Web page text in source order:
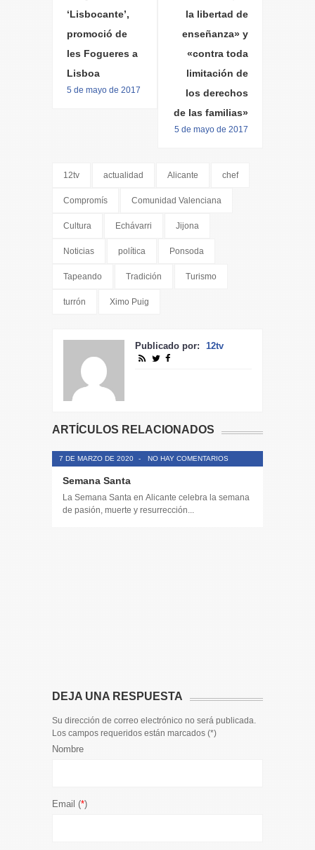
‘Lisbocante’,
promoció de
les Fogueres a
Lisboa
5 de mayo de 2017
la libertad de
enseñanza» y
«contra toda
limitación de
los derechos
de las familias»
5 de mayo de 2017
12tv actualidad Alicante chef
Compromís Comunidad Valenciana
Cultura Echávarri Jijona
Noticias política Ponsoda
Tapeando Tradición Turismo
turrón Ximo Puig
Publicado por: 12tv
ARTÍCULOS RELACIONADOS
7 DE MARZO DE 2020 - NO HAY COMENTARIOS
Semana Santa
La Semana Santa en Alicante celebra la semana
de pasión, muerte y resurrección...
DEJA UNA RESPUESTA
Su dirección de correo electrónico no será publicada.
Los campos requeridos están marcados (*)
Nombre
Email (*)